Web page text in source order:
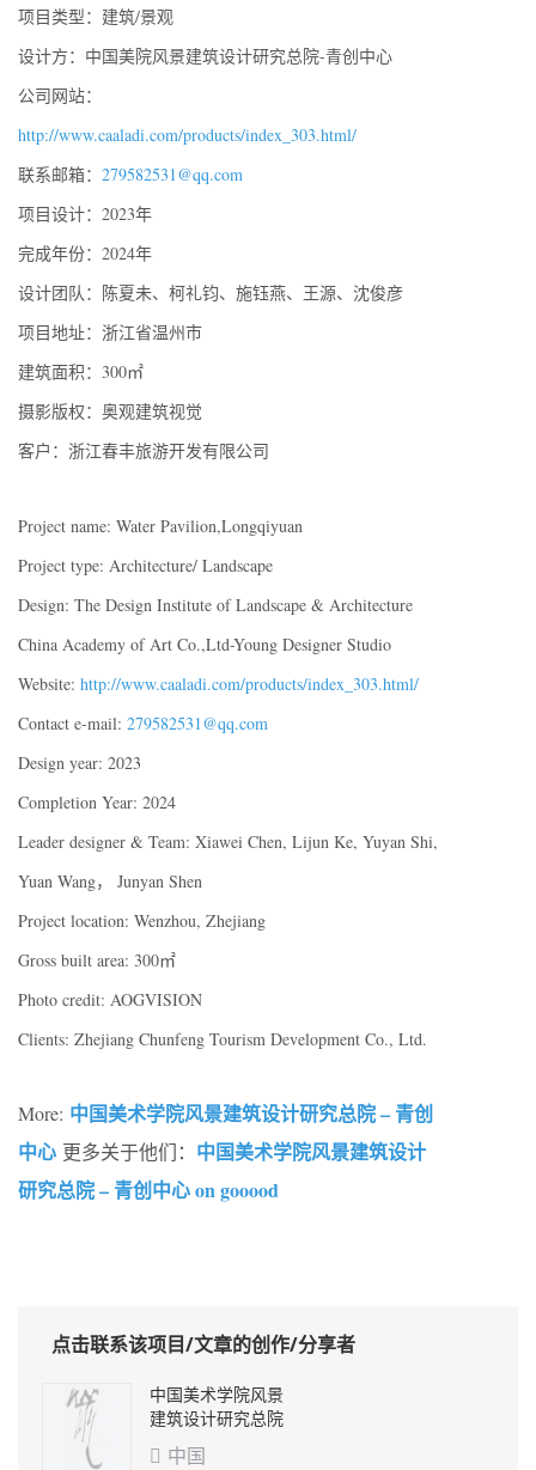
项目类型：建筑/景观
设计方：中国美院风景建筑设计研究总院-青创中心
公司网站：
http://www.caaladi.com/products/index_303.html/
联系邮箱： 279582531@qq.com
项目设计：2023年
完成年份：2024年
设计团队：陈夏未、柯礼钧、施钰燕、王源、沈俊彦
项目地址：浙江省温州市
建筑面积：300㎡
摄影版权：奥观建筑视觉
客户：浙江春丰旅游开发有限公司
Project name: Water Pavilion,Longqiyuan
Project type: Architecture/ Landscape
Design: The Design Institute of Landscape & Architecture
China Academy of Art Co.,Ltd-Young Designer Studio
Website: http://www.caaladi.com/products/index_303.html/
Contact e-mail: 279582531@qq.com
Design year: 2023
Completion Year: 2024
Leader designer & Team: Xiawei Chen, Lijun Ke, Yuyan Shi,
Yuan Wang， Junyan Shen
Project location: Wenzhou, Zhejiang
Gross built area: 300㎡
Photo credit: AOGVISION
Clients: Zhejiang Chunfeng Tourism Development Co., Ltd.
More: 中国美术学院风景建筑设计研究总院 – 青创
中心 更多关于他们： 中国美术学院风景建筑设计
研究总院 – 青创中心 on gooood
点击联系该项目/文章的创作/分享者
中国美术学院风景
建筑设计研究总院
 中国